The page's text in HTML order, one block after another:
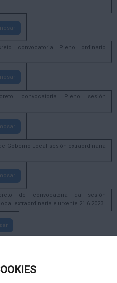
convocatoria Pleno ordinario
convocatoria Pleno sesión
de Goberno Local sesión extraordinaria
de convocatoria da sesión
extraordinaria e urxente 21.6.2023